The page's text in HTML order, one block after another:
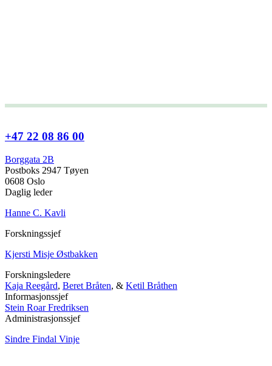
+47 22 08 86 00
Borggata 2B
Postboks 2947 Tøyen
0608 Oslo
Daglig leder
Hanne C. Kavli
Forskningssjef
Kjersti Misje Østbakken
Forskningsledere
Kaja Reegård, Beret Bråten, & Ketil Bråthen
Informasjonssjef
Stein Roar Fredriksen
Administrasjonssjef
Sindre Findal Vinje